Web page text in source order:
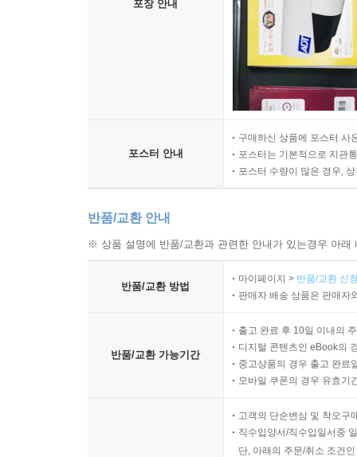
포장 안내
포스터 안내
구매하신 상품에 포스터 사
포스터는 기본적으로 지관
포스터 수량이 많은 경우,
반품/교환 안내
※ 상품 설명에 반품/교환과 관련한 안내가 있는경우 아
반품/교환 방법
마이페이지 > 반품/교환 신
판매자 배송 상품은 판매자
반품/교환 가능기간
출고 완료 후 10일 이내의
디지털 콘텐츠인 eBook의
중고상품의 경우 출고 완료
모바일 쿠폰의 경우 유효기
고객의 단순변심 및 착오구
직수입양서/직수입일서중
단, 아래의 주문/취소 조건